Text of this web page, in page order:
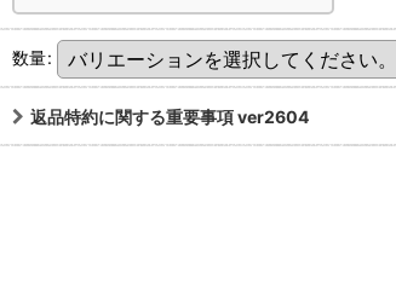
数量:
返品特約に関する重要事項 ver2604